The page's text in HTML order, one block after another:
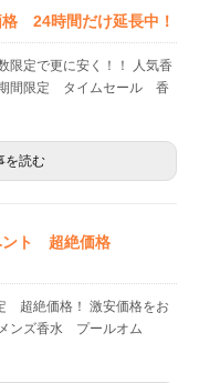
24時間だけ延長中！
限定で更に安く！！ 人気香
期間限定 タイムセール 香
を読む
ント 超絶価格
超絶価格！ 激安価格をお
ンズ香水 プールオム